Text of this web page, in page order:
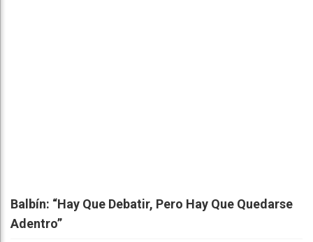
Balbín: “Hay Que Debatir, Pero Hay Que Quedarse
Adentro”